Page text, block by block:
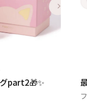
part2🎁✨